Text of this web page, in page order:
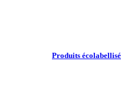
Produits